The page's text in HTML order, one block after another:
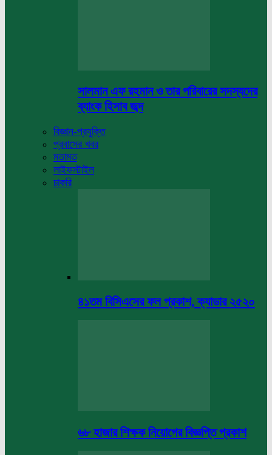
সালমান এফ রহমান ও তার পরিবারের সদস্যদের
ব্যাংক হিসাব জব্দ
বিজ্ঞান-প্রযুক্তি
প্রবাসের খবর
মতামত
লাইফস্টাইল
চাকরি
৪১তম বিসিএসের ফল প্রকাশ, ক্যাডার ২৫২০
৬৮ হাজার শিক্ষক নিয়োগের বিজ্ঞপ্তি প্রকাশ